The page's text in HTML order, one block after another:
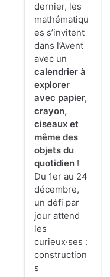
dernier, les
mathématiqu
es s’invitent
dans l’Avent
avec un
calendrier à
explorer
avec papier,
crayon,
ciseaux et
même des
objets du
quotidien !
Du 1er au 24
décembre,
un défi par
jour attend
les
curieux·ses :
construction
s